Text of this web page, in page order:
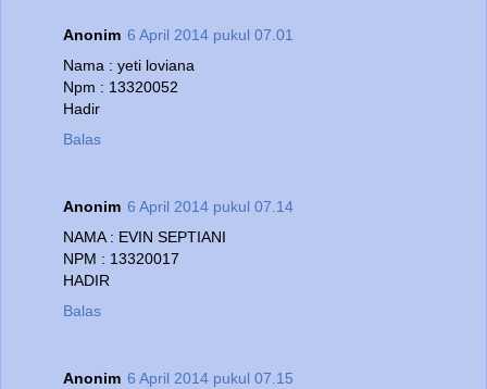
Anonim 6 April 2014 pukul 07.01
Nama : yeti loviana
Npm : 13320052
Hadir
Balas
Anonim 6 April 2014 pukul 07.14
NAMA : EVIN SEPTIANI
NPM : 13320017
HADIR
Balas
Anonim 6 April 2014 pukul 07.15